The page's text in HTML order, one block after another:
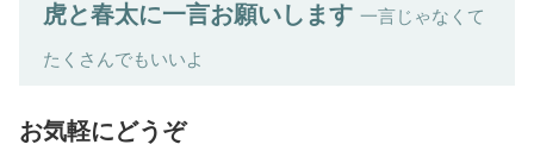
虎と春太に一言お願いします 一言じゃなくて
たくさんでもいいよ
お気軽にどうぞ